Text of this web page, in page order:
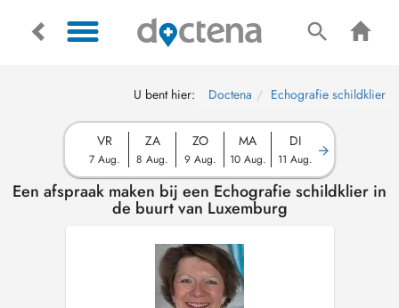
U bent hier: Doctena Echografie schildklier
VR
7 Aug.
ZA
8 Aug.
ZO
9 Aug.
MA
10 Aug.
DI
11 Aug.
Een afspraak maken bij een Echografie schildklier in
de buurt van Luxemburg